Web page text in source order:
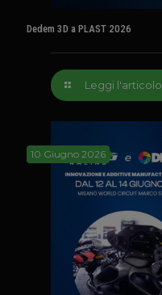
Dedem 3D a PLAST 2026
Leggi l'articolo
10 Giugno 2026